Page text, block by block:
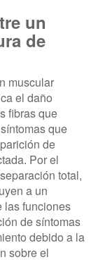
un
de
muscular
el daño
fibras que
que
de
Por el
total,
a un
las funciones
de síntomas
debido a la
sobre el